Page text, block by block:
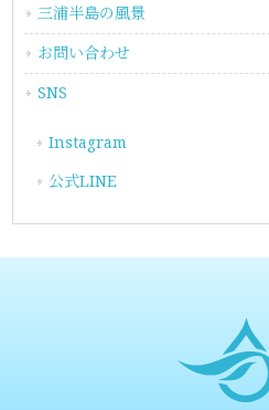
三浦半島の風景
お問い合わせ
SNS
Instagram
公式LINE